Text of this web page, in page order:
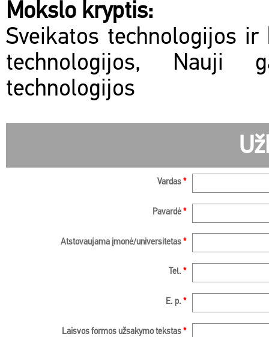
Mokslo kryptis:
Sveikatos technologijos
technologijos, Nauji
technologijos
Vardas *
Pavardė *
Atstovaujama įmonė/universitetas *
Tel. *
E. p. *
Laisvos formos užsakymo tekstas *